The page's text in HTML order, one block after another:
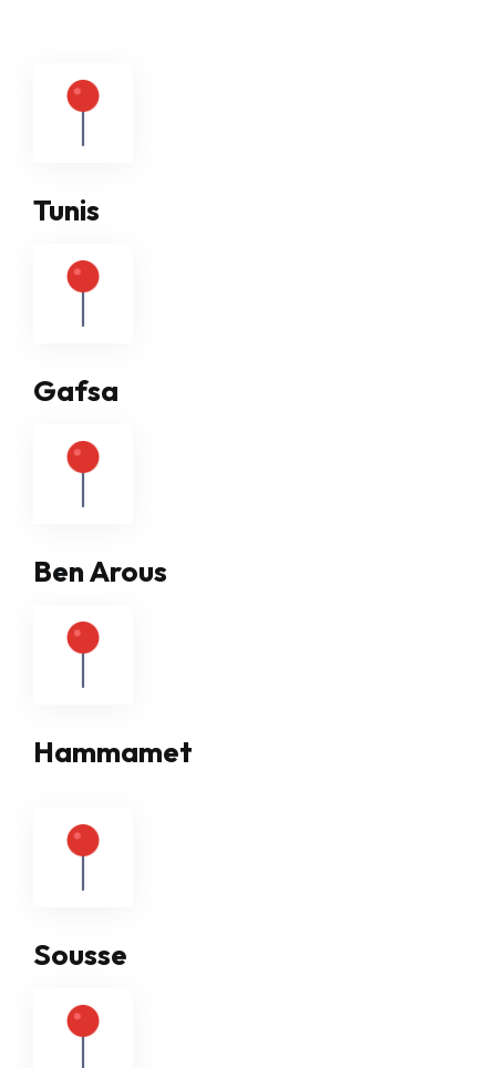
Tunis
Gafsa
Ben Arous
Hammamet
Sousse